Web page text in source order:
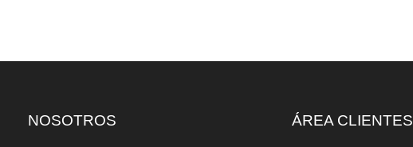
NOSOTROS ÁREA CLIENTES